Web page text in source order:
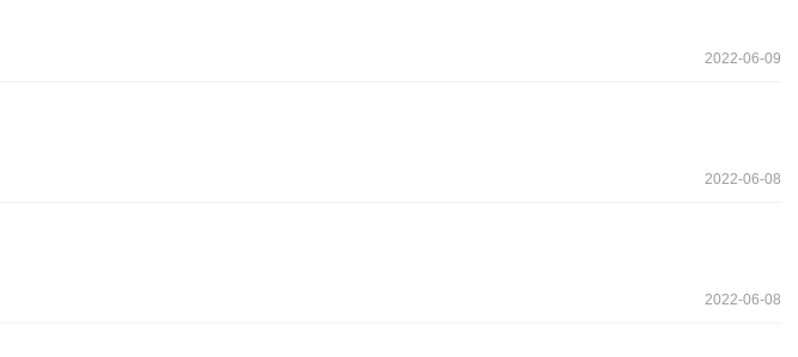
2022-06-09
2022-06-08
2022-06-08